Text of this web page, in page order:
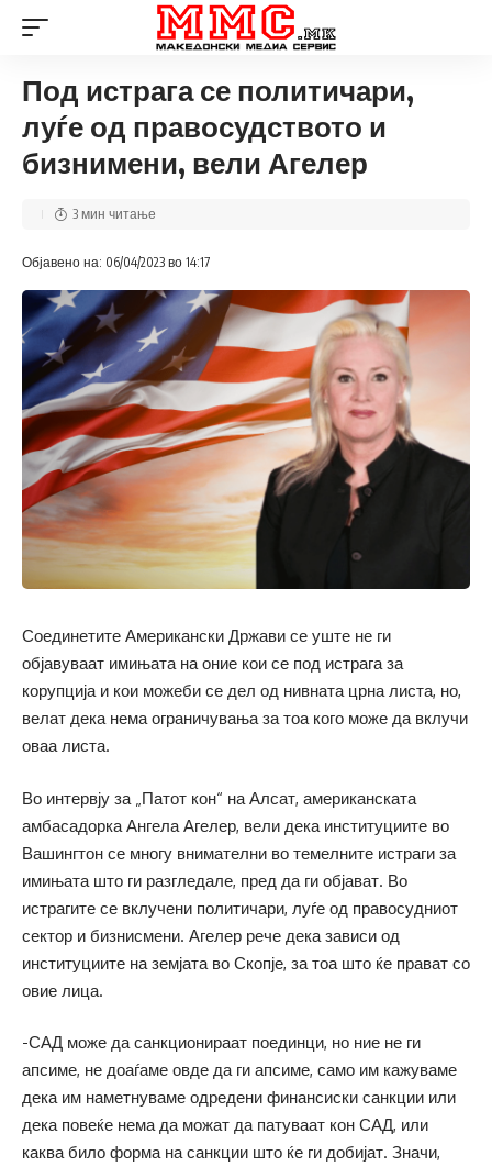
Под истрага се политичари,
луѓе од правосудството и
бизнимени, вели Агелер
Објавено на: 06/04/2023 во 14:17
3 мин читање
Соединетите Американски Држави се уште не ги
објавуваат имињата на оние кои се под истрага за
корупција и кои можеби се дел од нивната црна листа, но,
велат дека нема ограничувања за тоа кого може да вклучи
оваа листа.
Во интервју за „Патот кон“ на Алсат, американската
амбасадорка Ангела Агелер, вели дека институциите во
Вашингтон се многу внимателни во темелните истраги за
имињата што ги разгледале, пред да ги објават. Во
истрагите се вклучени политичари, луѓе од правосудниот
сектор и бизнисмени. Агелер рече дека зависи од
институциите на земјата во Скопје, за тоа што ќе прават со
овие лица.
-САД може да санкционираат поединци, но ние не ги
апсиме, не доаѓаме овде да ги апсиме, само им кажуваме
дека им наметнуваме одредени финансиски санкции или
дека повеќе нема да можат да патуваат кон САД, или
каква било форма на санкции што ќе ги добијат. Значи,